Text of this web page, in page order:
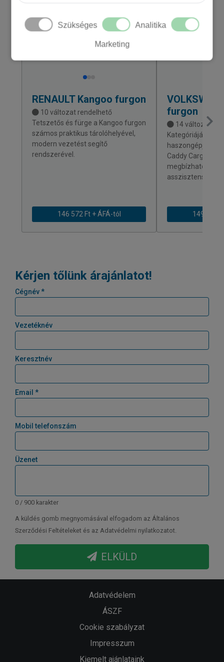
Szükséges Analitika
Marketing
RENAULTKangoo furgon
10 változat rendelhető
Tetszetős és fürge a Kangoo furgon
számos praktikus tárolóhelyével,
modern vezetést segítő
rendszerével.
146 572 Ft + ÁFÁ-tól
furgon
14 változat
Kategóriájának
Caddy Cargo
megbízható és
149 589
Kérjen tőlünk árajánlatot!
Cégnév *
Vezetéknév
Keresztnév
Email *
Mobil telefonszám
Üzenet
0 / 900 karakter
A küldés gomb megnyomásával elfogadom az Általános
Szerződési Feltételeket és az Adatvédelmi nyilatkozatot.
ELKÜLD
Adatvédelem
ÁSZF
Cookie szabályzat
Impresszum
Kiemelt ajánlataink